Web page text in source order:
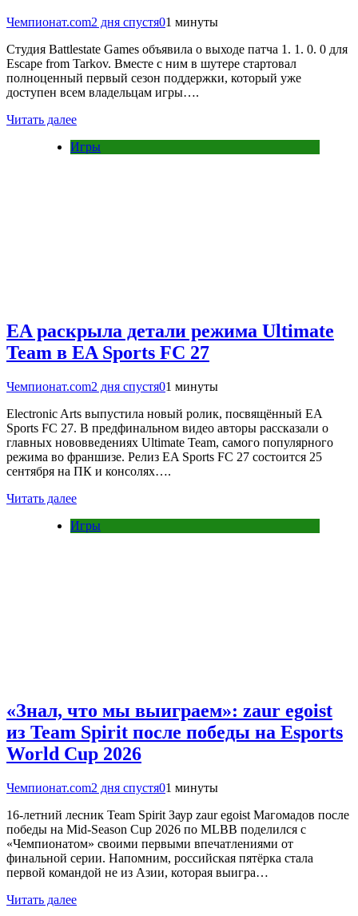
Чемпионат.com2 дня спустя01 минуты
Студия Battlestate Games объявила о выходе патча 1. 1. 0. 0 для
Escape from Tarkov. Вместе с ним в шутере стартовал
полноценный первый сезон поддержки, который уже
доступен всем владельцам игры….
Читать далее
Игры
EA раскрыла детали режима Ultimate
Team в EA Sports FC 27
Чемпионат.com2 дня спустя01 минуты
Electronic Arts выпустила новый ролик, посвящённый EA
Sports FC 27. В предфинальном видео авторы рассказали о
главных нововведениях Ultimate Team, самого популярного
режима во франшизе. Релиз EA Sports FC 27 состоится 25
сентября на ПК и консолях….
Читать далее
Игры
«Знал, что мы выиграем»: zaur egoist
из Team Spirit после победы на Esports
World Cup 2026
Чемпионат.com2 дня спустя01 минуты
16-летний лесник Team Spirit Заур zaur egoist Магомадов после
победы на Mid-Season Cup 2026 по MLBB поделился с
«Чемпионатом» своими первыми впечатлениями от
финальной серии. Напомним, российская пятёрка стала
первой командой не из Азии, которая выигра…
Читать далее